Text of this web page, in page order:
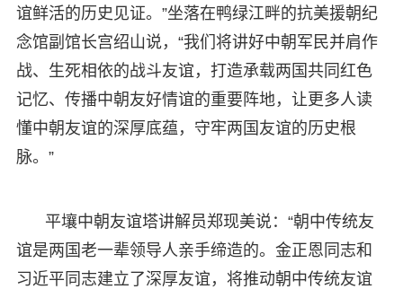
谊鲜活的历史见证。”坐落在鸭绿江畔的抗美援朝纪
念馆副馆长宫绍山说，“我们将讲好中朝军民并肩作
战、生死相依的战斗友谊，打造承载两国共同红色
记忆、传播中朝友好情谊的重要阵地，让更多人读
懂中朝友谊的深厚底蕴，守牢两国友谊的历史根
脉。”
平壤中朝友谊塔讲解员郑现美说：“朝中传统友
谊是两国老一辈领导人亲手缔造的。金正恩同志和
习近平同志建立了深厚友谊，将推动朝中传统友谊